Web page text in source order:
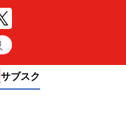
サブスク